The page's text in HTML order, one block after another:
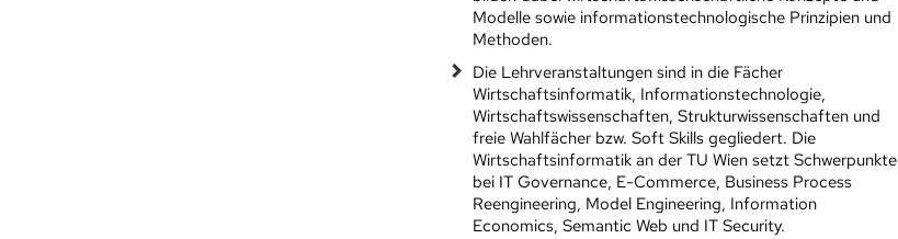
Modelle sowie informationstechnologische Prinzipien und
Methoden.
Die Lehrveranstaltungen sind in die Fächer
Wirtschaftsinformatik, Informationstechnologie,
Wirtschaftswissenschaften, Strukturwissenschaften und
freie Wahlfächer bzw. Soft Skills gegliedert. Die
Wirtschaftsinformatik an der TU Wien setzt Schwerpunkte
bei IT Governance, E-Commerce, Business Process
Reengineering, Model Engineering, Information
Economics, Semantic Web und IT Security.